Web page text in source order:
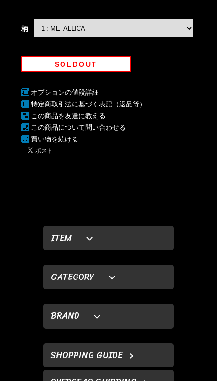
ITEM
CATEGORY
BRAND
SHOPPING GUIDE
柄
SOLDOUT
オプションの値段詳細
特定商取引法に基づく表記（返品等）
この商品を友達に教える
この商品について問い合わせる
買い物を続ける